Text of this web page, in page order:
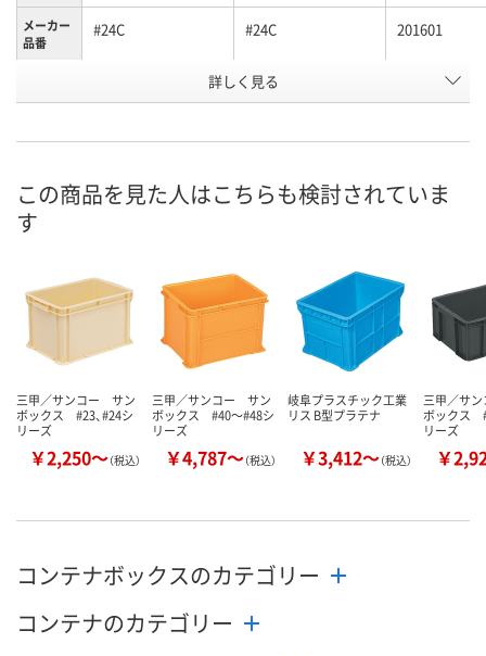
メーカー
品番
#24C #24C 201601
オレンジ
号
お届け日
数量 数量
カゴへ カ
詳しく見る
この商品を見た人はこちらも検討されていま
す
三甲／サンコー サン
ボックス #23、#24シ
リーズ
￥2,250～（税込）
三甲／サンコー サン
ボックス #40～#48シ
リーズ
￥4,787～（税込）
岐阜プラスチック工業
リス B型プラテナ
￥3,412～（税込）
三甲／サ
ボックス
リーズ
￥
コンテナボックスのカテゴリー
コンテナのカテゴリー